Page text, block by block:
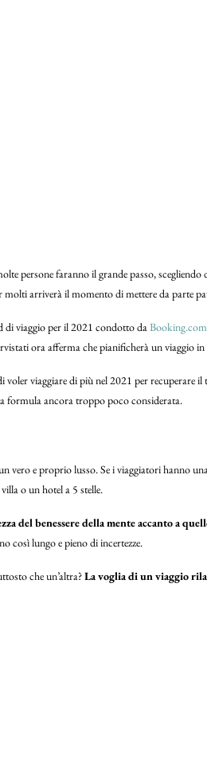
persone faranno il grande passo, scegliendo
arriverà il momento di mettere da parte
di viaggio per il 2021 condotto daBooking.com
ora afferma che pianificherà un viaggio
viaggiare di più nel 2021 per recuperare
formula ancora troppo poco considerata.
vero e proprio lusso. Se i viaggiatori hanno
o un hotel a 5 stelle.
del benessere della mente accanto a
così lungo e pieno di incertezze.
che un’altra?La voglia di un viaggio